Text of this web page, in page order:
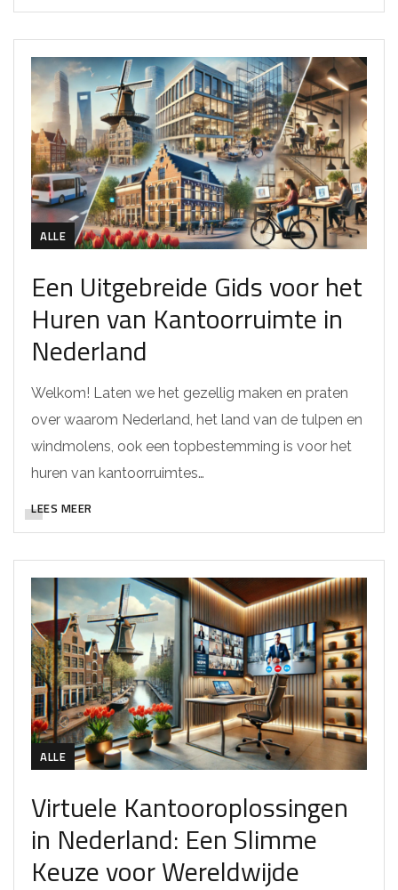
ALLE
Een Uitgebreide Gids voor het
Huren van Kantoorruimte in
Nederland
Welkom! Laten we het gezellig maken en praten
over waarom Nederland, het land van de tulpen en
windmolens, ook een topbestemming is voor het
huren van kantoorruimtes…
LEES MEER
ALLE
Virtuele Kantooroplossingen
in Nederland: Een Slimme
Keuze voor Wereldwijde